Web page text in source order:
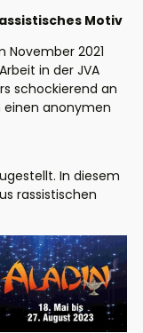
Motiv
2021
in der JVA
schockierend an
einen anonymen
In diesem
rassistischen